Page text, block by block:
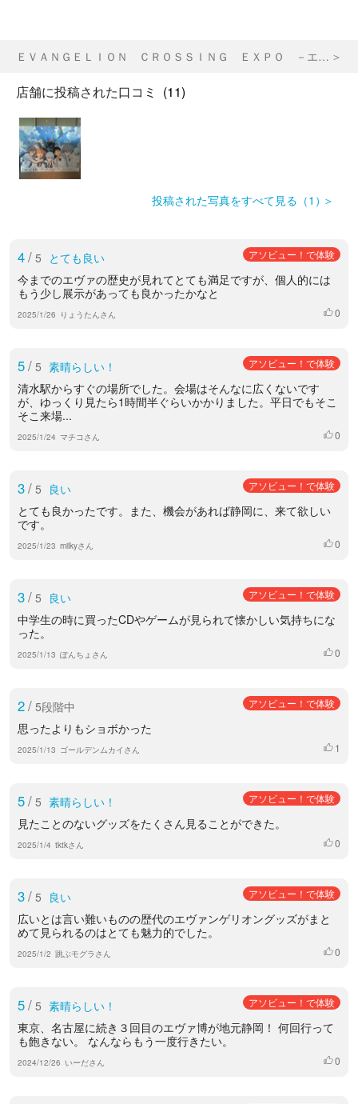
ＥＶＡＮＧＥＬＩＯＮ ＣＲＯＳＳＩＮＧ ＥＸＰＯ －エヴァンゲリオン大博覧会－
店舗に投稿された口コミ (11)
投稿された写真をすべて見る（1）
4/ 5 とても良い アソビュー！で体験
今までのエヴァの歴史が見れてとても満足ですが、個人的には
もう少し展示があっても良かったかなと
2025/1/26 りょうたんさん いいね
0
5/ 5 素晴らしい！ アソビュー！で体験
清水駅からすぐの場所でした。会場はそんなに広くないです
が、ゆっくり見たら1時間半ぐらいかかりました。平日でもそこ
そこ来場...
2025/1/24 マチコさん いいね
0
3/ 5 良い アソビュー！で体験
とても良かったです。また、機会があれば静岡に、来て欲しい
です。
2025/1/23 milkyさん いいね
0
3/ 5 良い アソビュー！で体験
中学生の時に買ったCDやゲームが見られて懐かしい気持ちにな
った。
2025/1/13 ぽんちょさん いいね
0
2/ 5段階中 アソビュー！で体験
思ったよりもショボかった
2025/1/13 ゴールデンムカイさん いいね
1
5/ 5 素晴らしい！ アソビュー！で体験
見たことのないグッズをたくさん見ることができた。
2025/1/4 tktkさん いいね
0
3/ 5 良い アソビュー！で体験
広いとは言い難いものの歴代のエヴァンゲリオングッズがまと
めて見られるのはとても魅力的でした。
2025/1/2 跳ぶモグラさん いいね
0
5/ 5 素晴らしい！ アソビュー！で体験
東京、名古屋に続き３回目のエヴァ博が地元静岡！ 何回行って
も飽きない。 なんならもう一度行きたい。
2024/12/26 いーださん いいね
0